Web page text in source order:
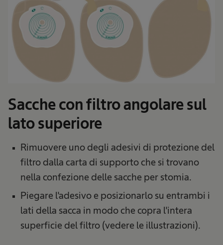
Sacche con filtro angolare sul
lato superiore
Rimuovere uno degli adesivi di protezione del
filtro dalla carta di supporto che si trovano
nella confezione delle sacche per stomia.
Piegare l'adesivo e posizionarlo su entrambi i
lati della sacca in modo che copra l'intera
superficie del filtro (vedere le illustrazioni).